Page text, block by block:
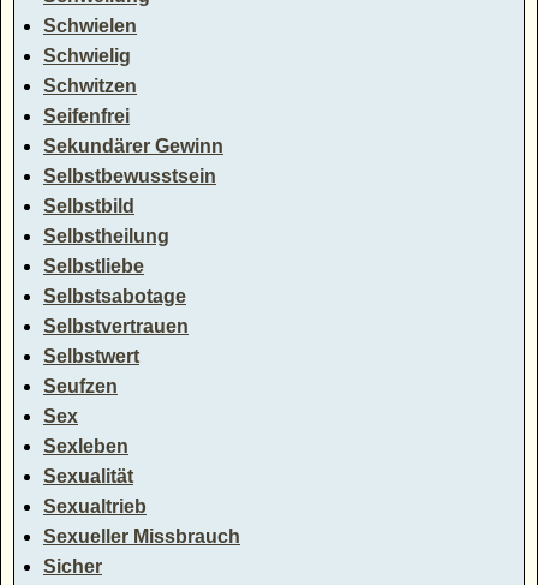
Schwielen
Schwielig
Schwitzen
Seifenfrei
Sekundärer Gewinn
Selbstbewusstsein
Selbstbild
Selbstheilung
Selbstliebe
Selbstsabotage
Selbstvertrauen
Selbstwert
Seufzen
Sex
Sexleben
Sexualität
Sexualtrieb
Sexueller Missbrauch
Sicher